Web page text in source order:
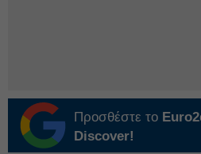
Προσθέστε το
Discover!